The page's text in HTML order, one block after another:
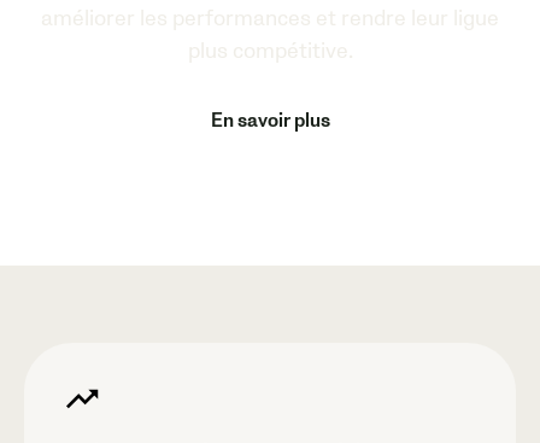
améliorer les performances et rendre leur ligue
plus compétitive.
En savoir plus